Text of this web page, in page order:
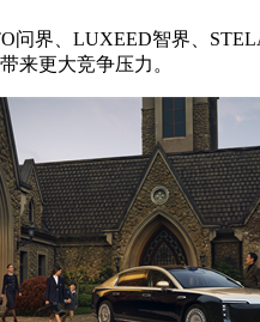
问界、LUXEED智界、
来更大竞争压力。